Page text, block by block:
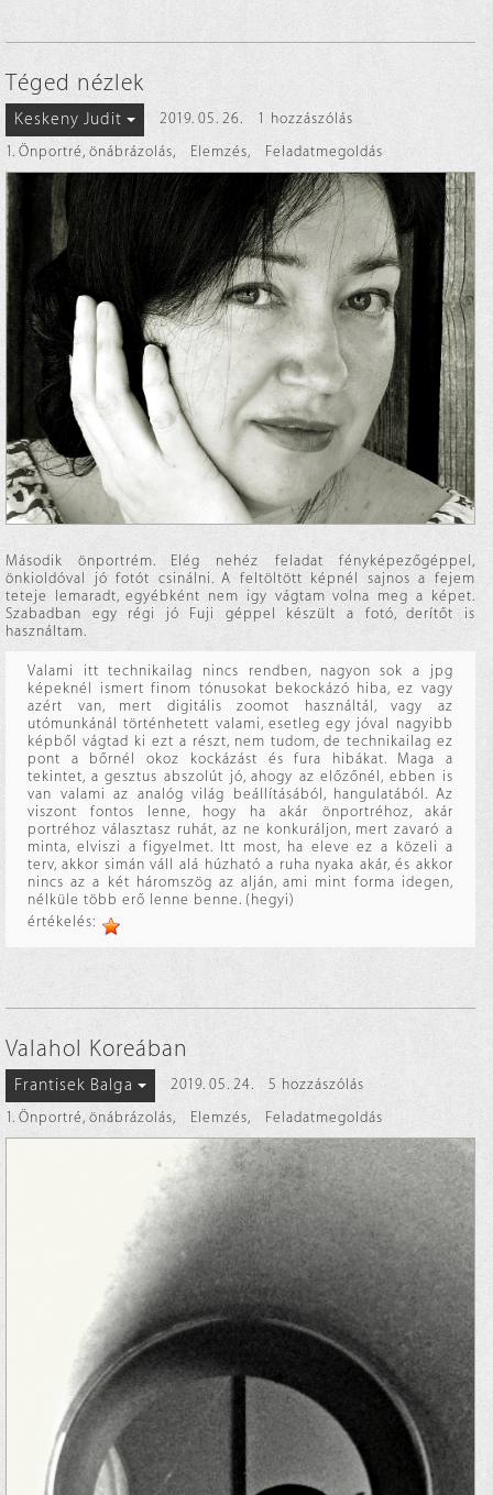
Téged nézlek
Keskeny Judit 2019. 05. 26.
1 hozzászólás
1. Önportré, önábrázolás, Elemzés, Feladatmegoldás
Második önportrém. Elég nehéz feladat fényképezőgéppel,
önkioldóval jó fotót csinálni. A feltöltött képnél sajnos a fejem
teteje lemaradt, egyébként nem igy vágtam volna meg a képet.
Szabadban egy régi jó Fuji géppel készült a fotó, derítőt is
használtam.
Valami itt technikailag nincs rendben, nagyon sok a jpg
képeknél ismert finom tónusokat bekockázó hiba, ez vagy
azért van, mert digitális zoomot használtál, vagy az
utómunkánál történhetett valami, esetleg egy jóval nagyibb
képből vágtad ki ezt a részt, nem tudom, de technikailag ez
pont a bőrnél okoz kockázást és fura hibákat. Maga a
tekintet, a gesztus abszolút jó, ahogy az előzőnél, ebben is
van valami az analóg világ beállításából, hangulatából. Az
viszont fontos lenne, hogy ha akár önportréhoz, akár
portréhoz választasz ruhát, az ne konkuráljon, mert zavaró a
minta, elviszi a figyelmet. Itt most, ha eleve ez a közeli a
terv, akkor simán váll alá húzható a ruha nyaka akár, és akkor
nincs az a két háromszög az alján, ami mint forma idegen,
nélküle több erő lenne benne. (hegyi)
értékelés:
Valahol Koreában
Frantisek Balga 2019. 05. 24.
5 hozzászólás
1. Önportré, önábrázolás, Elemzés, Feladatmegoldás